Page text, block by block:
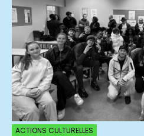
ACTIONS CULTURELLES